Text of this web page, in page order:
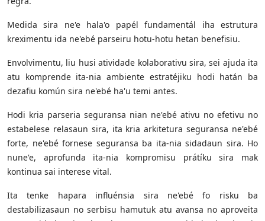
Medida sira ne'e hala'o papél fundamentál iha estrutura
kreximentu ida ne'ebé parseiru hotu-hotu hetan benefisiu.
Envolvimentu, liu husi atividade kolaborativu sira, sei ajuda ita
atu komprende ita-nia ambiente estratéjiku hodi hatán ba
dezafiu komún sira ne'ebé ha'u temi antes.
Hodi kria parseria seguransa nian ne'ebé ativu no efetivu no
estabelese relasaun sira, ita kria arkitetura seguransa ne'ebé
forte, ne'ebé fornese seguransa ba ita-nia sidadaun sira. Ho
nune'e, aprofunda ita-nia kompromisu prátíku sira mak
kontinua sai interese vital.
Ita tenke hapara influénsia sira ne'ebé fo risku ba
destabilizasaun no serbisu hamutuk atu avansa no aproveita